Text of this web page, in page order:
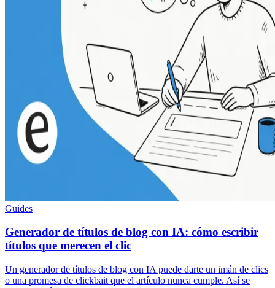
Guides
Generador de títulos de blog con IA: cómo escribir
títulos que merecen el clic
Un generador de títulos de blog con IA puede darte un imán de clics
o una promesa de clickbait que el artículo nunca cumple. Así se